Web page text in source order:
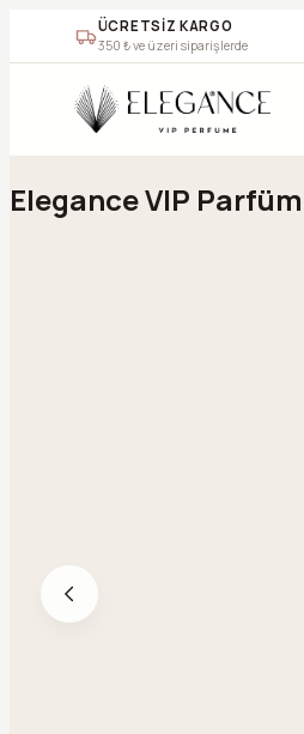
ÜCRETSİZ KARGO
350 ₺ ve üzeri siparişlerde
Geç
Elegance VIP